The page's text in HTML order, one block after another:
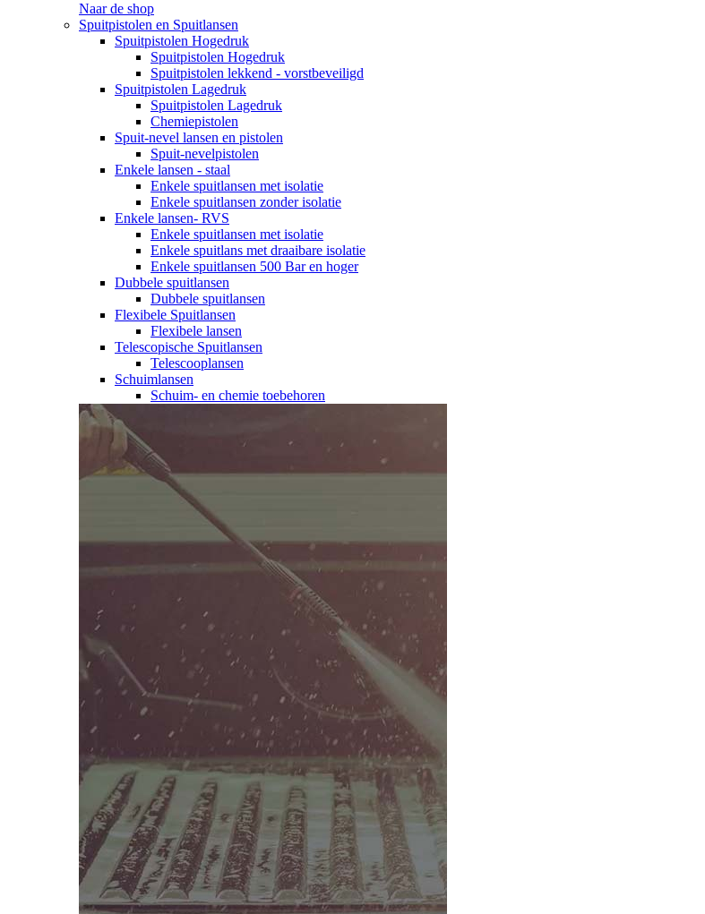
Naar de shop
Spuitpistolen en Spuitlansen
Spuitpistolen Hogedruk
Spuitpistolen Hogedruk
Spuitpistolen lekkend - vorstbeveiligd
Spuitpistolen Lagedruk
Spuitpistolen Lagedruk
Chemiepistolen
Spuit-nevel lansen en pistolen
Spuit-nevelpistolen
Enkele lansen - staal
Enkele spuitlansen met isolatie
Enkele spuitlansen zonder isolatie
Enkele lansen- RVS
Enkele spuitlansen met isolatie
Enkele spuitlans met draaibare isolatie
Enkele spuitlansen 500 Bar en hoger
Dubbele spuitlansen
Dubbele spuitlansen
Flexibele Spuitlansen
Flexibele lansen
Telescopische Spuitlansen
Telescooplansen
Schuimlansen
Schuim- en chemie toebehoren